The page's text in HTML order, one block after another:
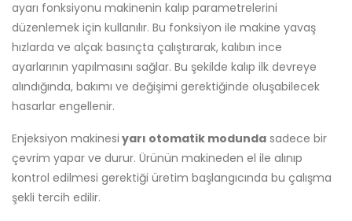
ayarı fonksiyonu makinenin kalıp parametrelerini
düzenlemek için kullanılır. Bu fonksiyon ile makine yavaş
hızlarda ve alçak basınçta çalıştırarak, kalıbın ince
ayarlarının yapılmasını sağlar. Bu şekilde kalıp ilk devreye
alındığında, bakımı ve değişimi gerektiğinde oluşabilecek
hasarlar engellenir.
Enjeksiyon makinesi yarı otomatik modunda sadece bir
çevrim yapar ve durur. Ürünün makineden el ile alınıp
kontrol edilmesi gerektiği üretim başlangıcında bu çalışma
şekli tercih edilir.